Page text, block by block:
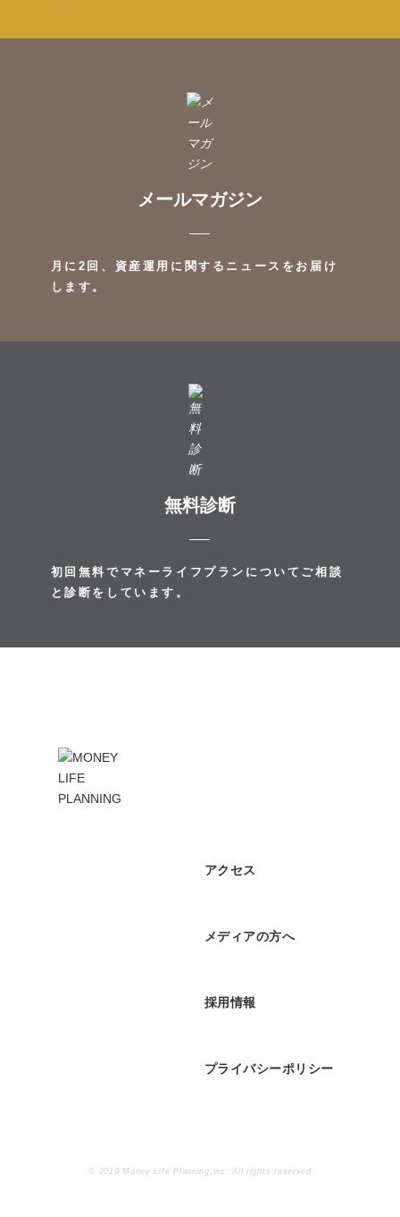
メールマガジン
月に2回、資産運用に関するニュースをお届け
します。
無料診断
初回無料でマネーライフプランについてご相談
と診断をしています。
アクセス
メディアの方へ
採用情報
プライバシーポリシー
© 2019 Money Life Planning,inc. All rights reserved